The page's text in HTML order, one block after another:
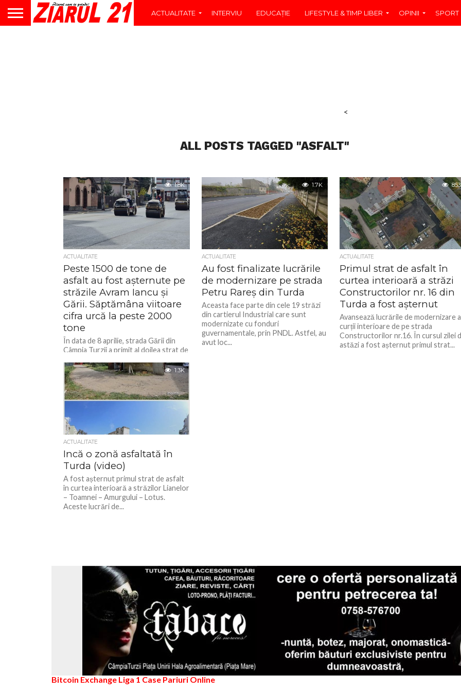
ACTUALITATE INTERVIU EDUCAŢIE LIFESTYLE & TIMP LIBER OPINII SPORT
<
ALL POSTS TAGGED "ASFALT"
1.8K
ACTUALITATE
Peste 1500 de tone de
asfalt au fost așternute pe
străzile Avram Iancu și
Gării. Săptămâna viitoare
cifra urcă la peste 2000
tone
În data de 8 aprilie, strada Gării din
Câmpia Turzii a primit al doilea strat de
1.7K
ACTUALITATE
Au fost finalizate lucrările
de modernizare pe strada
Petru Rareș din Turda
Aceasta face parte din cele 19 străzi
din cartierul Industrial care sunt
modernizate cu fonduri
guvernamentale, prin PNDL. Astfel, au
avut loc...
853
ACTUALITATE
Primul strat de asfalt în
curtea interioară a străzi
Constructorilor nr. 16 din
Turda a fost așternut
Avansează lucrările de modernizare a
curții interioare de pe strada
Constructorilor nr.16. În cursul zilei
astăzi a fost așternut primul strat...
1.3K
ACTUALITATE
Incă o zonă asfaltată în
Turda (video)
A fost așternut primul strat de asfalt
în curtea interioară a străzilor Lianelor
– Toamnei – Amurgului – Lotus.
Aceste lucrări de...
Bitcoin Exchange Liga 1 Case Pariuri Online